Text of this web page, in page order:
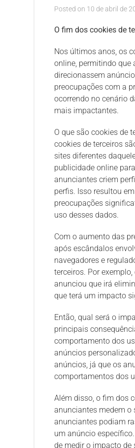
Posted on 10 de abril de
O fim dos cookies de
Nos últimos anos, os
online, permitindo que
direcionassem
preocupações com a
ocorrendo no cenário
mais impactantes.
O que são cookies de
cookies de terceiros
sites diferentes
publicidade online
anunciantes criem
perfis. Isso resultou
preocupações
uso desses dados.
Com o aumento das
após escândalos
navegadores e
terceiros. Por
anunciou que irá
que terá um impacto
Então, qual será o
principais
comportamento dos
anúncios
anúncios, já que os
comportamentos dos
Além disso, o fim dos
anunciantes medem o
anunciantes podiam
um anúncio
de medir o impacto de